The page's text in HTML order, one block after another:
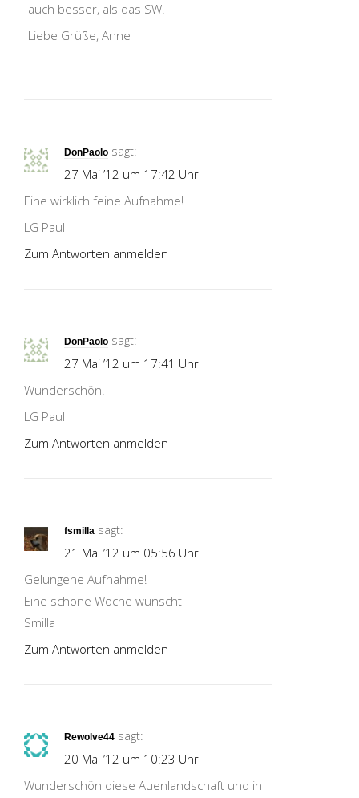
auch besser, als das SW.
Liebe Grüße, Anne
DonPaolo sagt:
27 Mai ’12 um 17:42 Uhr
Eine wirklich feine Aufnahme!
LG Paul
Zum Antworten anmelden
DonPaolo sagt:
27 Mai ’12 um 17:41 Uhr
Wunderschön!
LG Paul
Zum Antworten anmelden
fsmilla sagt:
21 Mai ’12 um 05:56 Uhr
Gelungene Aufnahme!
Eine schöne Woche wünscht
Smilla
Zum Antworten anmelden
Rewolve44 sagt:
20 Mai ’12 um 10:23 Uhr
Wunderschön diese Auenlandschaft und in